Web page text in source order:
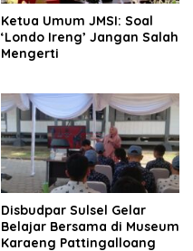
Ketua Umum JMSI: Soal
‘Londo Ireng’ Jangan Salah
Mengerti
Disbudpar Sulsel Gelar
Belajar Bersama di Museum
Karaeng Pattingalloang